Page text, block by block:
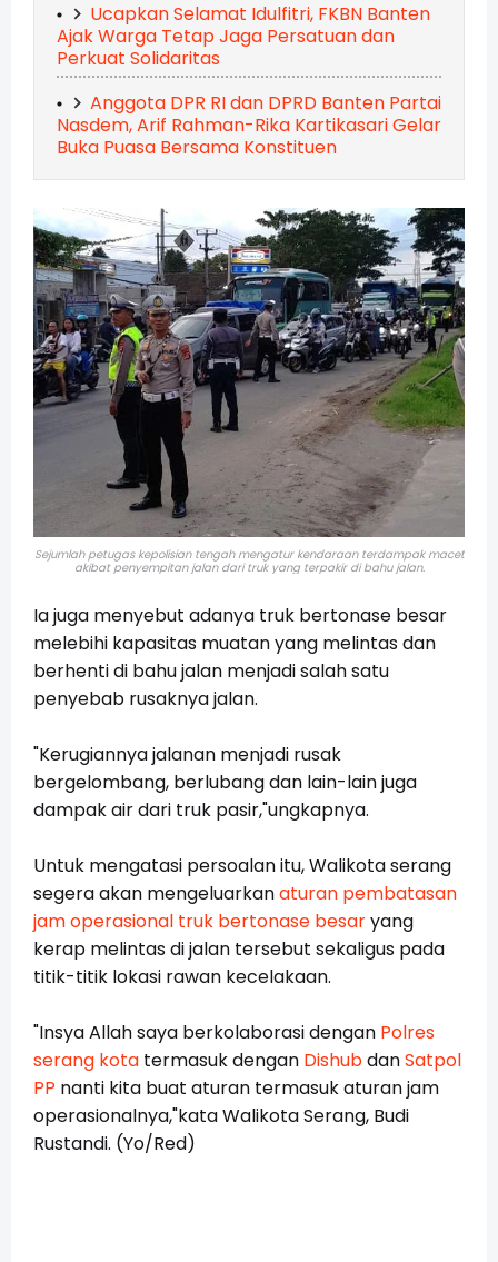
Ucapkan Selamat Idulfitri, FKBN Banten
Ajak Warga Tetap Jaga Persatuan dan
Perkuat Solidaritas
Anggota DPR RI dan DPRD Banten Partai
Nasdem, Arif Rahman-Rika Kartikasari Gelar
Buka Puasa Bersama Konstituen
Sejumlah petugas kepolisian tengah mengatur kendaraan terdampak macet
akibat penyempitan jalan dari truk yang terpakir di bahu jalan.
Ia juga menyebut adanya truk bertonase besar
melebihi kapasitas muatan yang melintas dan
berhenti di bahu jalan menjadi salah satu
penyebab rusaknya jalan.
"Kerugiannya jalanan menjadi rusak
bergelombang, berlubang dan lain-lain juga
dampak air dari truk pasir,"ungkapnya.
Untuk mengatasi persoalan itu, Walikota serang
segera akan mengeluarkanaturan pembatasan
jam operasional truk bertonase besaryang
kerap melintas di jalan tersebut sekaligus pada
titik-titik lokasi rawan kecelakaan.
"Insya Allah saya berkolaborasi dengan Polres
serang kota termasuk dengan DishubdanSatpol
PP nanti kita buat aturan termasuk aturan jam
operasionalnya,"kata Walikota Serang, Budi
Rustandi. (Yo/Red)